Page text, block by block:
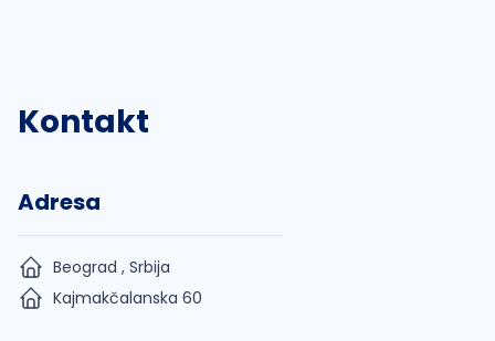
Kontakt
Adresa
Beograd , Srbija
Kajmakčalanska 60